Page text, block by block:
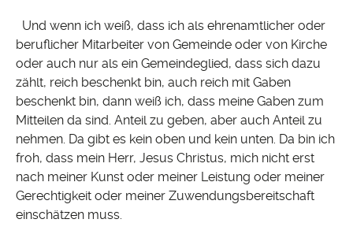
Und wenn ich weiß, dass ich als ehrenamtlicher oder
beruflicher Mitarbeiter von Gemeinde oder von Kirche
oder auch nur als ein Gemeindeglied, dass sich dazu
zählt, reich beschenkt bin, auch reich mit Gaben
beschenkt bin, dann weiß ich, dass meine Gaben zum
Mitteilen da sind. Anteil zu geben, aber auch Anteil zu
nehmen. Da gibt es kein oben und kein unten. Da bin ich
froh, dass mein Herr, Jesus Christus, mich nicht erst
nach meiner Kunst oder meiner Leistung oder meiner
Gerechtigkeit oder meiner Zuwendungsbereitschaft
einschätzen muss.